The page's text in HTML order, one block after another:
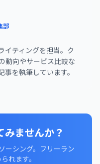
部
イティングを担当。ク
動向やサービス比較な
事を執筆しています。
ませんか？
ーシング。フリーラン
れます。